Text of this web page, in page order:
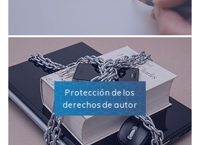
Protección de los
derechos de autor